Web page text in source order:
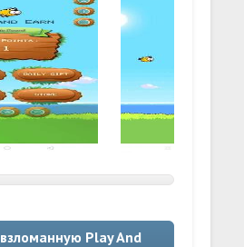
Play And